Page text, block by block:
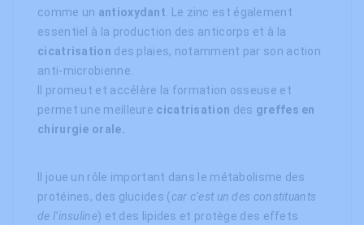
comme un antioxydant . Le zinc est également
essentiel à la production des anticorps et à la
cicatrisation des plaies, notamment par son action
anti-microbienne.
Il promeut et accélère la formation osseuse et
permet une meilleure cicatrisation des greffes en
chirurgie orale.
Il joue un rôle important dans le métabolisme des
protéines, des glucides (car c’est un des constituants
de l’insuline) et des lipides et protège des effets